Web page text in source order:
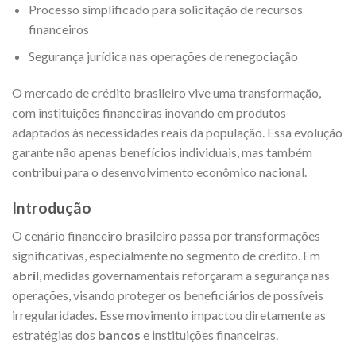
Processo simplificado para solicitação de recursos
financeiros
Segurança jurídica nas operações de renegociação
O mercado de crédito brasileiro vive uma transformação,
com instituições financeiras inovando em produtos
adaptados às necessidades reais da população. Essa evolução
garante não apenas benefícios individuais, mas também
contribui para o desenvolvimento econômico nacional.
Introdução
O cenário financeiro brasileiro passa por transformações
significativas, especialmente no segmento de crédito. Em
abril , medidas governamentais reforçaram a segurança nas
operações, visando proteger os beneficiários de possíveis
irregularidades. Esse movimento impactou diretamente as
estratégias dos bancos e instituições financeiras.